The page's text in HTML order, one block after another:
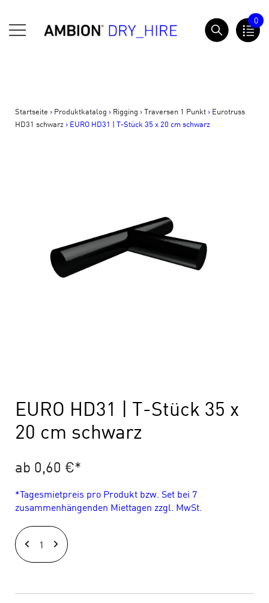
zum
Inhalt
AMBION Dry Hire
0
Startseite > Produktkatalog > Rigging >Traversen 1 Punkt > Eurotruss
HD31 schwarz > EURO HD31 | T-Stück 35 x 20 cm schwarz
EURO HD31 | T-Stück 35 x
20 cm schwarz
ab 0,60 €*
*Tagesmietpreis pro Produkt bzw. Set bei 7
zusammenhängenden Miettagen zzgl. MwSt.
EURO
HD31
|
Stück